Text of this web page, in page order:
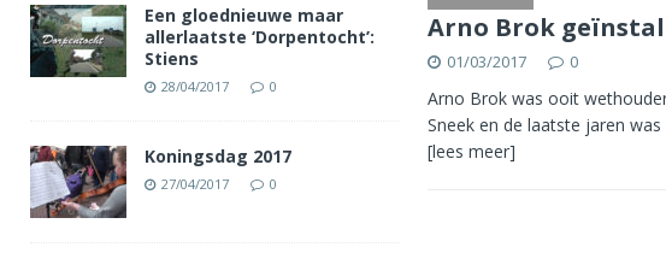
Arno Brok
01/03/2017 0
Arno Brok was ooit
Sneek en de laatste jaren
[lees meer]
Een gloednieuwe maar
allerlaatste ‘Dorpentocht’:
Stiens
28/04/2017 0
Koningsdag 2017
27/04/2017 0